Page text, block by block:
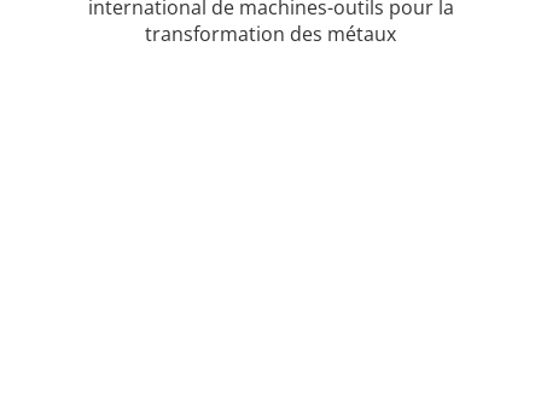
international de machines-outils pour la
transformation des métaux